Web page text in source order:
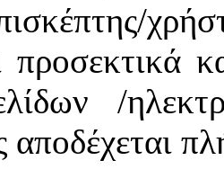
προσεκτικά
/
αποδέχεται